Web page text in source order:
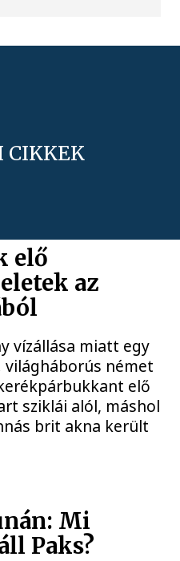
CIKKEK
elő
az
vízállása miatt egy
német
elő
sziklái alól, máshol
brit akna került
Mi
Paks?